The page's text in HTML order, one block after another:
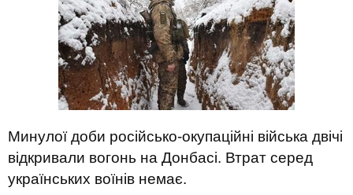
Минулої доби російсько-окупаційні війська двічі
відкривали вогонь на Донбасі. Втрат серед
українських воїнів немає.